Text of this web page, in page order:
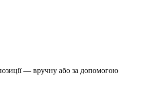
— вручну або за допомогою